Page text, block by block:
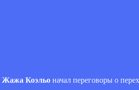
Жажа Коэльо начал переговоры о